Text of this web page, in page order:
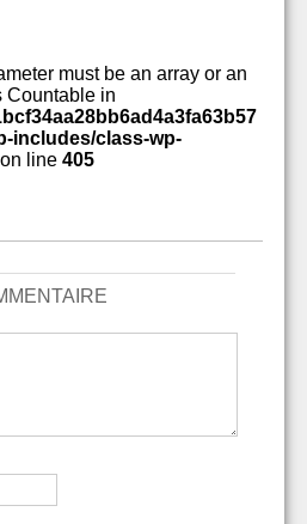
must be an array or an
Countable in
includes/class-wp-
on line 405